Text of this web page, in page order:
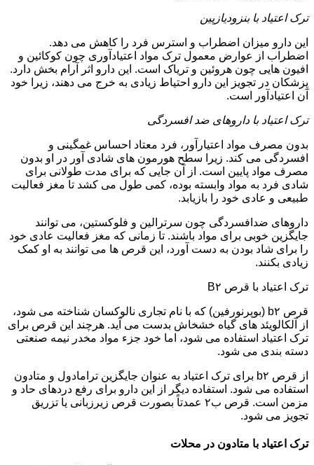
ترک اعتیاد با بنزودیازپین
این دارو میزان اضطراب و استرس فرد را کاهش می دهد.
اضطراب از عوارض معمول ترک مواد اعتیادآوری چون کوکائین و
افیون هایی چون هروئین و تریاک است. این دارو اثر آرام بخش دارد.
پزشکان در تجویز این دارو احتیاط زیادی به خرج می دهند، زیرا خود
آن اعتیادآور است.
ترک اعتیاد با داروهای ضد افسردگی
بدون مصرف مواد اعتیارآور، فرد معتاد احساس غمگینی و
افسردگی می کند. زیرا سطح هورمون های شادی آور در او بدون
مصرف مواد پایین است. از آن جایی که برای مدت طولانی برای
شادی فرد به مواد وابسته بوده، کمی طول می کشد تا مغز فعالیت
طبیعی و عادی خود را بازیابد.
داروهای ضدافسردگی چون سرترالین و فلوکستین، می توانند
جایگزین خوبی برای مواد باشند. تا زمانی که مغز فعالیت عادی خود
را برای شاد بودن به دست آورد، این قرص ها می توانند به او کمک
زیادی بکنند.
ترک اعتیاد با قرص B۲
قرص b۲ (بوپرنورفین) که با نام تجاری نالوکسان شناخته می شود،
از آلکالویئد های گیاه خشخاش بدست می آید. هرچند این قرص برای
ترک اعتیاد استفاده می شود، اما خود جزء مواد مخدر نیمه صنعتی
دسته بندی می شود.
از قرص b۲ برای ترک اعتیاد به عنوان جایگزین ترامادول و متادون
استفاده می شود. استفاده دیگر از این دارو برای رفع دردهای حاد و
مزمن است. قرص ب۲ عمدتاً بصورت قرص زیرزبانی یا تزریق
تجویز می شود.
ترک اعتیاد با متادون در محلات